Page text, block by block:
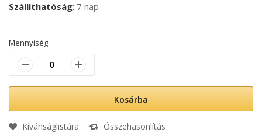
Szállíthatóság 7 nap
Mennyiség
Kosárba
Kívánságlistára Összehasonlítás